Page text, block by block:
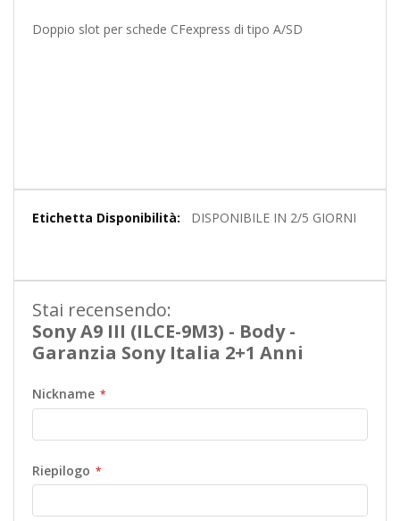
Doppio slot per schede CFexpress di tipo A/SD
Maggiori
DISPONIBILE IN 2/5 GIORNI
Stai recensendo:
Sony A9 III (ILCE-9M3) - Body -
Garanzia Sony Italia 2+1 Anni
Nickname
Riepilogo